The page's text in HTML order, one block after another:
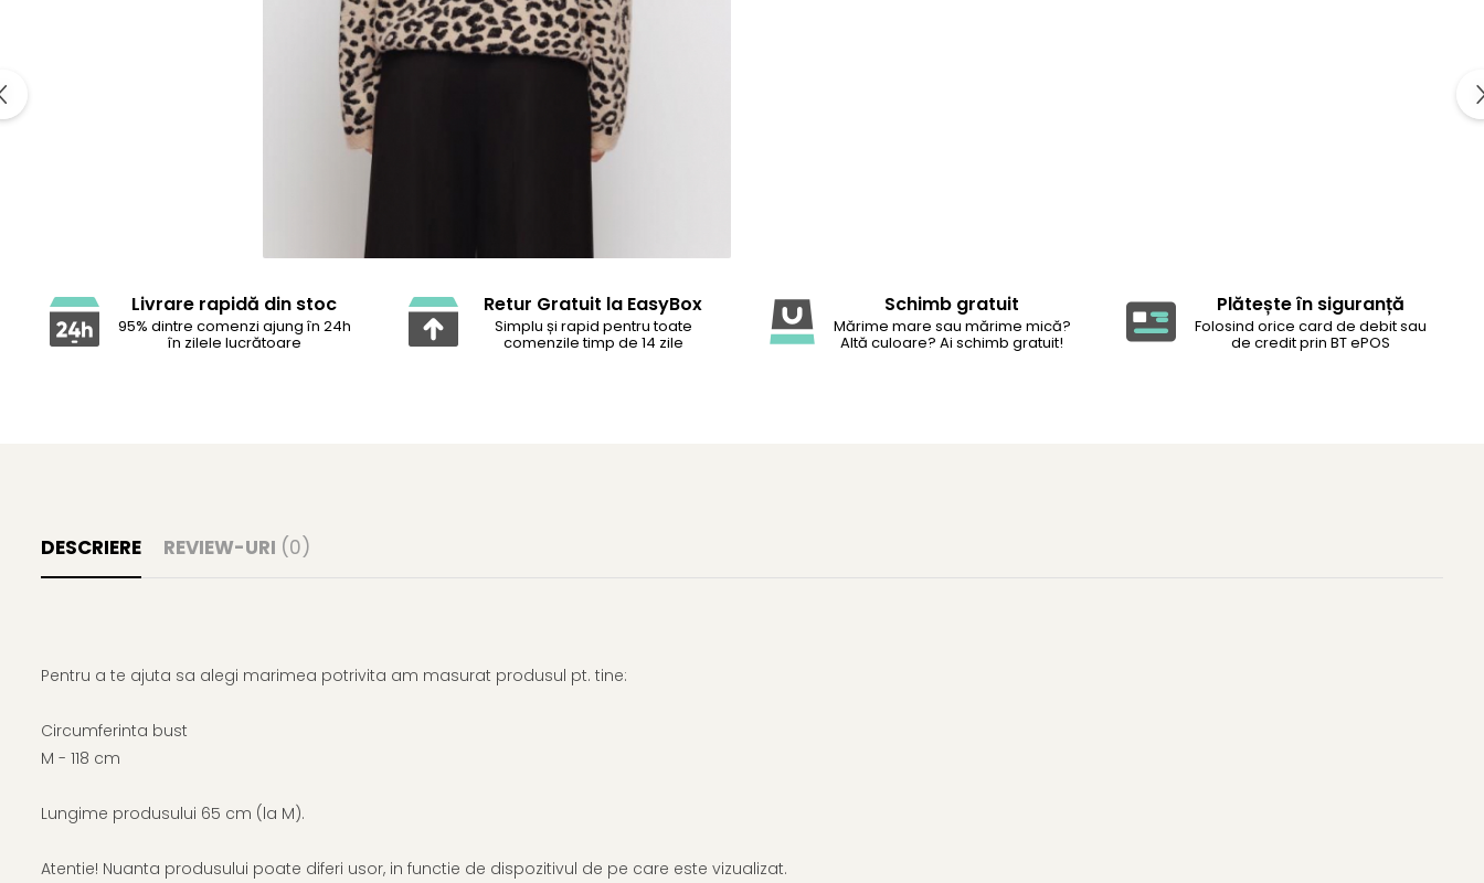
Livrare rapidă din stoc
95% dintre comenzi ajung în 24h
în zilele lucrătoare
Retur Gratuit la EasyBox
Simplu și rapid pentru toate
comenzile timp de 14 zile
Schimb gratuit
Mărime mare sau mărime mică?
Altă culoare? Ai schimb gratuit!
Plătește în siguranță
Folosind orice card de debit sau
de credit prin BT ePOS
DESCRIERE REVIEW-URI (0)
Pentru a te ajuta sa alegi marimea potrivita am masurat produsul pt. tine:
Circumferinta bust
M - 118 cm
Lungime produsului 65 cm (la M).
Atentie! Nuanta produsului poate diferi usor, in functie de dispozitivul de pe care este vizualizat.